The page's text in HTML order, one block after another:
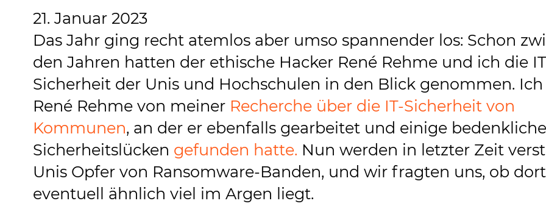
21. Januar 2023
Das Jahr ging recht atemlos aber umso spannender los: Schon
den Jahren hatten der ethische Hacker René Rehme und ich die
Sicherheit der Unis und Hochschulen in den Blick genommen.
René Rehme von meiner Recherche über die IT-Sicherheit von
Kommunen, an der er ebenfalls gearbeitet und einige bedenkliche
Sicherheitslücken gefunden hatte. Nun werden in letzter Zeit
Unis Opfer von Ransomware-Banden, und wir fragten uns, ob dort
eventuell ähnlich viel im Argen liegt.